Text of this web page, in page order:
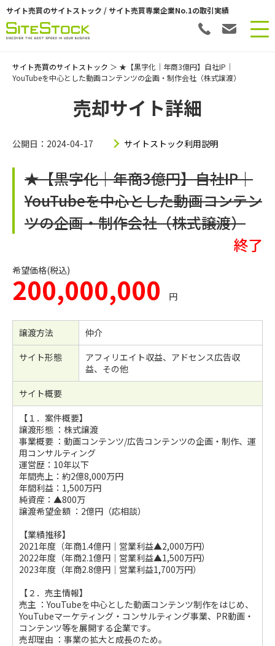
サイト売買のサイトストック / サイト売買専業企業No.1の取引実績
サイト売買のサイトストック ＞ ★【黒字化｜年商3億円】自社IP｜
YouTubeを中心とした動画コンテンツの企画・制作会社（株式譲渡）
売却サイト詳細
公開日：2024-04-17 サイトストック利用説明
★【黒字化｜年商3億円】自社IP｜
YouTubeを中心とした動画コンテン
ツの企画・制作会社（株式譲渡）
終了
希望価格(税込)
200,000,000 円
譲渡方法
仲介
サイト形態
アフィリエイト収益、アドセンス広告収
益、その他
サイト概要
【１．案件概要】
譲渡形態 ：株式譲渡
事業概要 ：動画コンテンツ/広告コンテンツの企画・制作、運
用コンサルティング
運営歴：10年以下
年間売上：約2億8,000万円
年間利益：1,500万円
純資産：▲800万
譲渡希望金額 ：2億円（応相談）
【業績推移】
2021年度（年商1.4億円｜営業利益▲2,000万円）
2022年度（年商2.1億円｜営業利益▲1,500万円）
2023年度（年商2.8億円｜営業利益1,700万円）
【２．売主情報】
売主 ：YouTubeを中心とした動画コンテンツ制作をはじめ、
YouTubeマーケティング・コンサルティング事業、PR動画・
コンテンツ等を展開する企業です。
売却理由 ：事業の拡大と成長のため。